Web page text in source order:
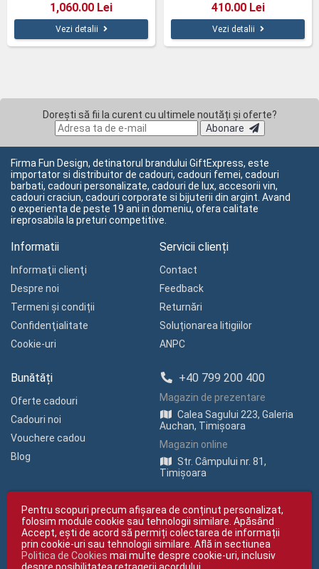
1,060.00 Lei
Vezi detalii
410.00 Lei
Vezi detalii
Dorești să fii la curent cu ultimele noutăți și oferte?
Abonare
Firma Fun Design, detinatorul brandului GiftExpress, este
importator si distribuitor de cadouri, cadouri femei, cadouri
barbati, cadouri personalizate, cadouri de lux, accesorii vin,
cadouri craciun, cadouri corporate si bijuterii din argint. Avand
o experienta de peste 19 ani in domeniu, ofera calitate
ireprosabila la preturi competitive.
Informatii
Informaţii clienţi
Despre noi
Termeni și condiții
Confidenţialitate
Cookie-uri
Servicii clienți
Contact
Feedback
Returnări
Soluționarea litigiilor
ANPC
Bunătăți
Oferte cadouri
Cadouri noi
Vouchere cadou
Blog
+40 799 200 400
Magazin de prezentare
Calea Sagului 223, Galeria
Auchan, Timișoara
Magazin online
Str. Câmpului nr. 81,
Timișoara
Copyright © giftexpress.ro | Toate drepturile rezervate
Pentru scopuri precum afișarea de conținut personalizat,
folosim module cookie sau tehnologii similare. Apăsând
Accept, ești de acord să permiți colectarea de informații
prin cookie-uri sau tehnologii similare. Află in sectiunea
Politica de Cookies mai multe despre cookie-uri, inclusiv